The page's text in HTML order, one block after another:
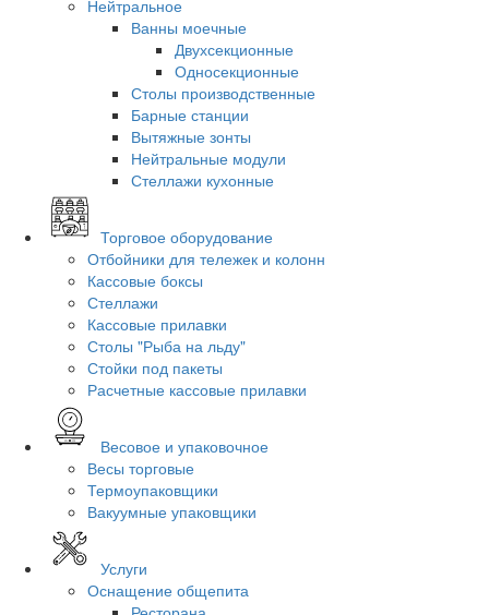
Нейтральное
Ванны моечные
Двухсекционные
Односекционные
Столы производственные
Барные станции
Вытяжные зонты
Нейтральные модули
Стеллажи кухонные
Торговое оборудование
Отбойники для тележек и колонн
Кассовые боксы
Стеллажи
Кассовые прилавки
Столы "Рыба на льду"
Стойки под пакеты
Расчетные кассовые прилавки
Весовое и упаковочное
Весы торговые
Термоупаковщики
Вакуумные упаковщики
Услуги
Оснащение общепита